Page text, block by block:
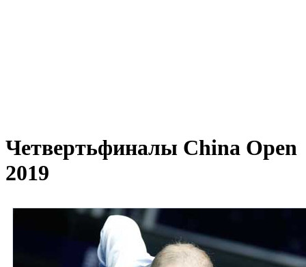
Четвертьфиналы China Open
2019